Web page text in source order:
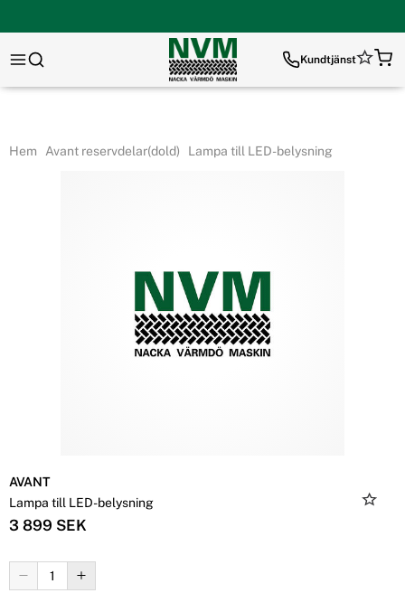
Kundtjänst
Hem Avant reservdelar(dold) Lampa till LED-belysning
AVANT
Lampa till LED-belysning
3 899 SEK